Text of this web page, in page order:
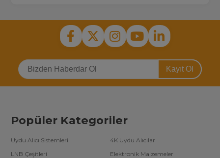
Kayıt Ol
Popüler Kategoriler
Uydu Alıcı Sistemleri
4K Uydu Alıcılar
LNB Çeşitleri
Elektronik Malzemeler